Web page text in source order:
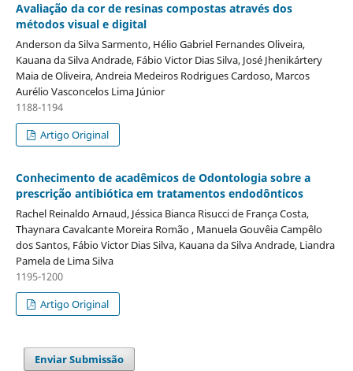
Avaliação da cor de resinas compostas através dos
métodos visual e digital
Anderson da Silva Sarmento, Hélio Gabriel Fernandes Oliveira,
Kauana da Silva Andrade, Fábio Victor Dias Silva, José Jhenikártery
Maia de Oliveira, Andreia Medeiros Rodrigues Cardoso, Marcos
Aurélio Vasconcelos Lima Júnior
1188-1194
Artigo Original
Conhecimento de acadêmicos de Odontologia sobre a
prescrição antibiótica em tratamentos endodônticos
Rachel Reinaldo Arnaud, Jéssica Bianca Risucci de França Costa,
Thaynara Cavalcante Moreira Romão , Manuela Gouvêia Campêlo
dos Santos, Fábio Victor Dias Silva, Kauana da Silva Andrade, Liandra
Pamela de Lima Silva
1195-1200
Artigo Original
Enviar Submissão